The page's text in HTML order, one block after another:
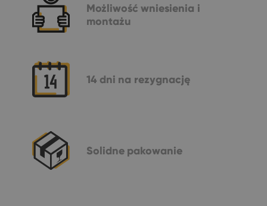
Możliwość wniesienia i
montażu
14 dni na rezygnację
Solidne pakowanie